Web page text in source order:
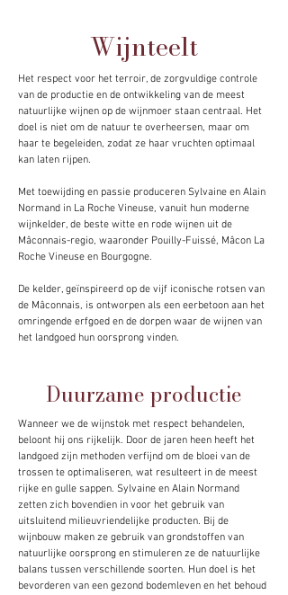
Wijnteelt
Het respect voor het terroir, de zorgvuldige controle
van de productie en de ontwikkeling van de meest
natuurlijke wijnen op de wijnmoer staan centraal. Het
doel is niet om de natuur te overheersen, maar om
haar te begeleiden, zodat ze haar vruchten optimaal
kan laten rijpen.
Met toewijding en passie produceren Sylvaine en Alain
Normand in La Roche Vineuse, vanuit hun moderne
wijnkelder, de beste witte en rode wijnen uit de
Mâconnais-regio, waaronder Pouilly-Fuissé, Mâcon La
Roche Vineuse en Bourgogne.
De kelder, geïnspireerd op de vijf iconische rotsen van
de Mâconnais, is ontworpen als een eerbetoon aan het
omringende erfgoed en de dorpen waar de wijnen van
het landgoed hun oorsprong vinden.
Duurzame productie
Wanneer we de wijnstok met respect behandelen,
beloont hij ons rijkelijk. Door de jaren heen heeft het
landgoed zijn methoden verfijnd om de bloei van de
trossen te optimaliseren, wat resulteert in de meest
rijke en gulle sappen. Sylvaine en Alain Normand
zetten zich bovendien in voor het gebruik van
uitsluitend milieuvriendelijke producten. Bij de
wijnbouw maken ze gebruik van grondstoffen van
natuurlijke oorsprong en stimuleren ze de natuurlijke
balans tussen verschillende soorten. Hun doel is het
bevorderen van een gezond bodemleven en het behoud